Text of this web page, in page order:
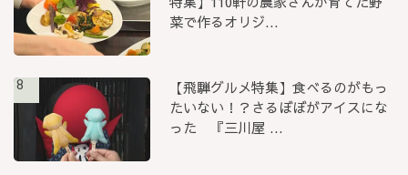
菜で作るオリジ...
8
【飛騨グルメ特集】食べるのがもっ
たいない！？さるぼぼがアイスにな
った 『三川屋 ...